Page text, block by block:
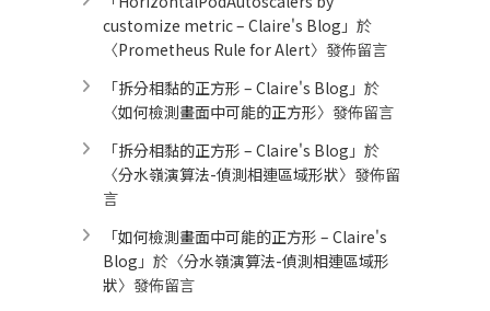
customize metric – Claire's Blog 」於
〈Prometheus Rule for Alert​〉發佈留言
「拆分相黏的正方形 – Claire's Blog 」於
〈如何檢測畫面中可能的正方形〉發佈留言
「拆分相黏的正方形 – Claire's Blog 」於
〈分水嶺演算法-偵測相連區域形狀〉發佈留
言
「如何檢測畫面中可能的正方形 – Claire's
Blog 」於〈分水嶺演算法-偵測相連區域形
狀〉發佈留言